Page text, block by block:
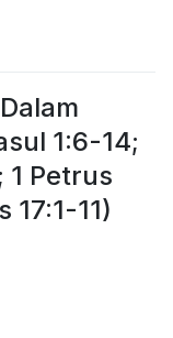
1:6-14;
Petrus
17:1-11)